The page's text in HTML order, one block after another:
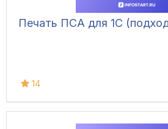
Печать ПСА для 1С
14